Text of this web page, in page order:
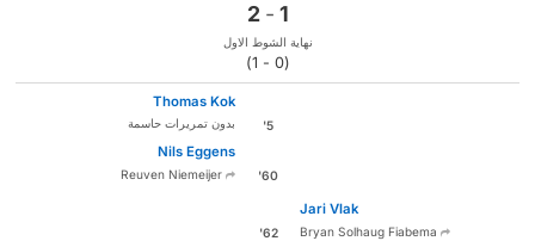
1
-
2
نهاية الشوط الاول
(0 - 1)
Thomas Kok
بدون تمريرات حاسمة 5'
Nils Eggens
Reuven Niemeijer 60'
62'
Jari Vlak
Bryan Solhaug Fiabema